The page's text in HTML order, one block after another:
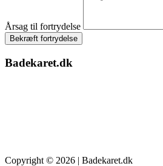
Årsag til fortrydelse
Bekræft fortrydelse
Badekaret.dk
Copyright © 2026 | Badekaret.dk